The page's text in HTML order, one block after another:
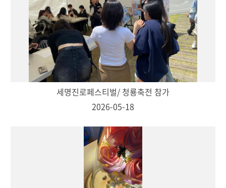
세명진로페스티벌/ 청룡축전 참가
2026-05-18